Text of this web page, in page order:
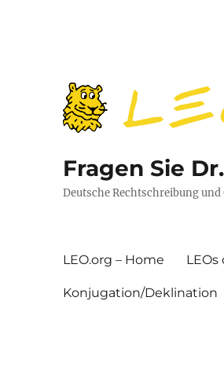
Fragen Sie
Deutsche Rechtschreibung
LEO.org – Home
Konjugation/Deklination